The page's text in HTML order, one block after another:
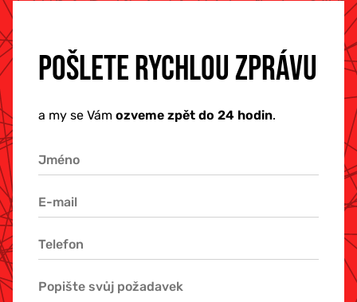
POŠLETE RYCHLOU ZPRÁVU
a my se Vám ozveme zpět do 24 hodin.